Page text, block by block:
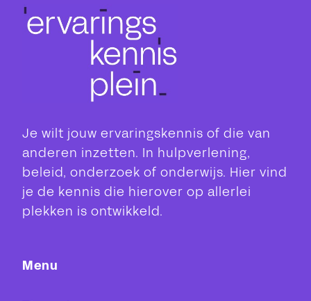
Je wilt jouw ervaringskennis of die van
anderen inzetten. In hulpverlening,
beleid, onderzoek of onderwijs. Hier vind
je de kennis die hierover op allerlei
plekken is ontwikkeld.
Menu